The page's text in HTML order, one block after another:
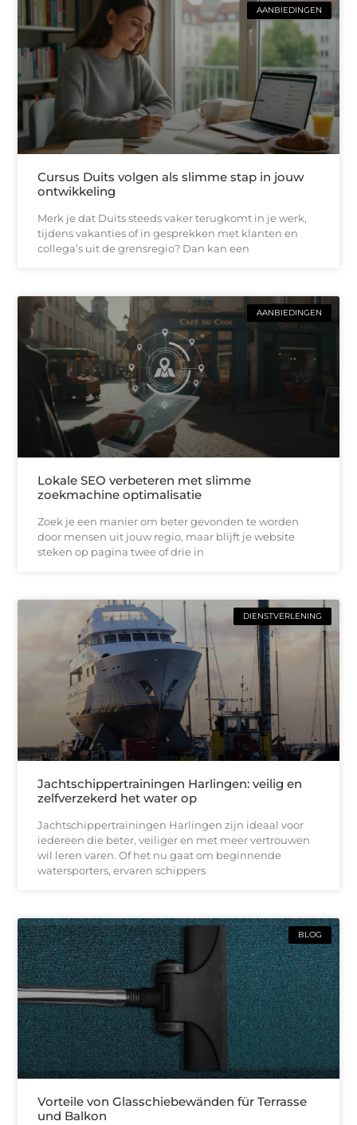
AANBIEDINGEN
Cursus Duits volgen als slimme stap in jouw
ontwikkeling
Merk je dat Duits steeds vaker terugkomt in je werk,
tijdens vakanties of in gesprekken met klanten en
collega’s uit de grensregio? Dan kan een
AANBIEDINGEN
Lokale SEO verbeteren met slimme
zoekmachine optimalisatie
Zoek je een manier om beter gevonden te worden
door mensen uit jouw regio, maar blijft je website
steken op pagina twee of drie in
DIENSTVERLENING
Jachtschippertrainingen Harlingen: veilig en
zelfverzekerd het water op
Jachtschippertrainingen Harlingen zijn ideaal voor
iedereen die beter, veiliger en met meer vertrouwen
wil leren varen. Of het nu gaat om beginnende
watersporters, ervaren schippers
BLOG
Vorteile von Glasschiebewänden für Terrasse
und Balkon